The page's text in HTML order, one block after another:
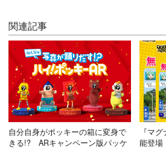
関連記事
自分自身がポッキーの箱に変身で
きる!? ARキャンペーン版パッケ
『マ
能登場